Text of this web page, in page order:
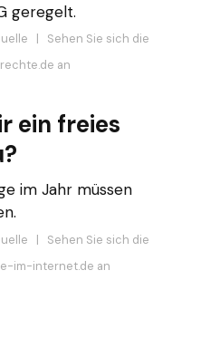
geregelt.
| Sehen Sie sich die
an
ein freies
im Jahr müssen
| Sehen Sie sich die
im-internet.de an